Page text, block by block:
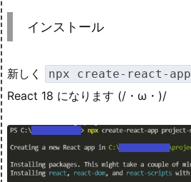
インストール
新しく npx create-react-app
React 18 になります (/・ω・)/